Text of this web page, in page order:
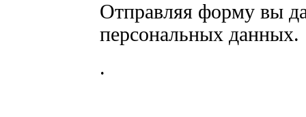
Отправляя форму вы
персональных данных.
.